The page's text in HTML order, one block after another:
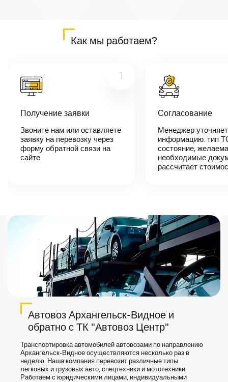
В течении 10
логист
вами,
согласует
детали
автоперевозки,
назовет
Как мы работаем?
1
Получение заявки
Звоните нам или оставляете
заявку на перевозку через
форму обратной связи на
сайте
Согласование
Менеджер уточняет
информацию: тип
состояние,
необходимые
рассчитает
Автовоз Архангельск-Видное и
обратно с ТК "Автовоз Центр"
Транспортировка автомобилей автовозами по направлению
Архангельск-Видное осуществляются несколько раз в
неделю. Наша компания перевозит различные типы
легковых и грузовых авто, спецтехники и мототехники.
Работаем с юридическими лицами, индивидуальными